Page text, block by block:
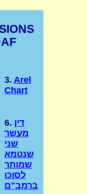
3. Arel
Chart
6. דין
מעשר
שני
שנטמא
שמותר
לסוכו
ברמב"ם